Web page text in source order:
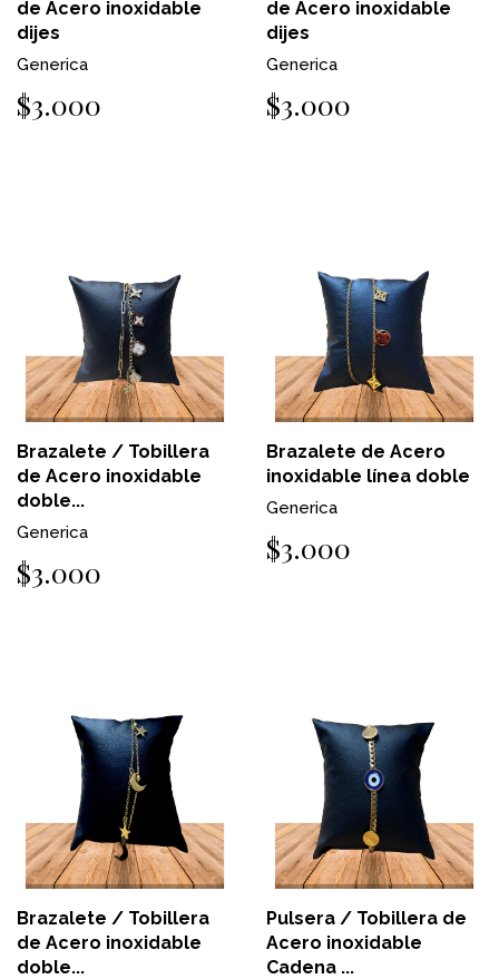
de Acero inoxidable
dijes
Generica
$3.000
de Acero inoxidable
dijes
Generica
$3.000
Brazalete / Tobillera
de Acero inoxidable
doble...
Generica
$3.000
Brazalete de Acero
inoxidable línea doble
Generica
$3.000
Brazalete / Tobillera
de Acero inoxidable
doble...
Pulsera / Tobillera de
Acero inoxidable
Cadena ...